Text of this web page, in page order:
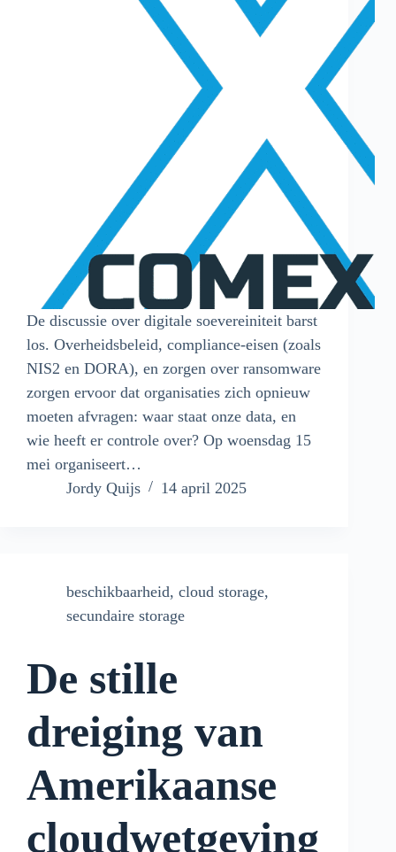
De discussie over digitale soevereiniteit barst
los. Overheidsbeleid, compliance-eisen (zoals
NIS2 en DORA), en zorgen over ransomware
zorgen ervoor dat organisaties zich opnieuw
moeten afvragen: waar staat onze data, en
wie heeft er controle over? Op woensdag 15
mei organiseert…
Jordy Quijs
14 april 2025
beschikbaarheid, cloud storage,
secundaire storage
De stille
dreiging van
Amerikaanse
cloudwetgeving